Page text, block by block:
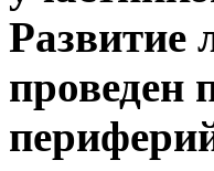
Развитие
проведен